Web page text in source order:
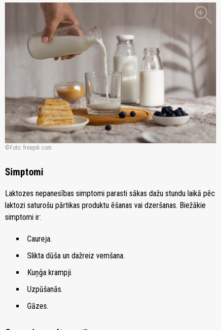
zoom_in
Foto: freepik.com
Simptomi
Laktozes nepanesības simptomi parasti sākas dažu stundu laikā pēc
laktozi saturošu pārtikas produktu ēšanas vai dzeršanas. Biežākie
simptomi ir:
Caureja.
Slikta dūša un dažreiz vemšana.
Kuņģa krampji.
Uzpūšanās.
Gāzes.